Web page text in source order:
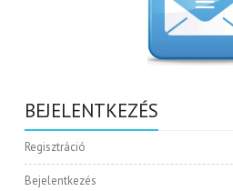
BEJELENTKEZÉS
Regisztráció
Bejelentkezés